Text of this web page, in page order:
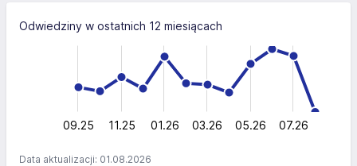
Odwiedziny w ostatnich 12 miesiącach
L
09.25 11.25 01.26 03.26 05.26 07.26
Data aktualizacji: 01.08.2026